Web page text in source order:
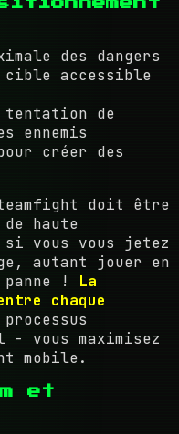
des dangers
accessible
tentation de
ennemis
créer des
doit être
haute
si vous vous jetez
autant jouer en
panne ! La
chaque
vous maximisez
mobile.
et